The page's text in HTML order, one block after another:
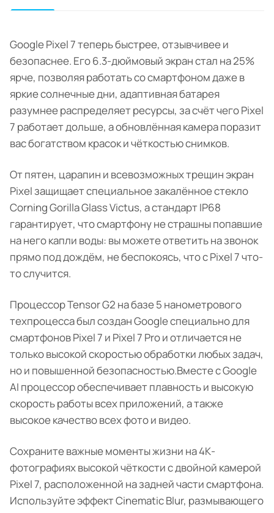
Google Pixel 7 теперь быстрее, отзывчивее и
безопаснее. Его 6.3-дюймовый экран стал на 25%
ярче, позволяя работать со смартфоном даже в
яркие солнечные дни, адаптивная батарея
разумнее распределяет ресурсы, за счёт чего Pixel
7 работает дольше, а обновлённая камера поразит
вас богатством красок и чёткостью снимков.
От пятен, царапин и всевозможных трещин экран
Pixel защищает специальное закалённое стекло
Corning Gorilla Glass Victus, а стандарт IP68
гарантирует, что смартфону не страшны попавшие
на него капли воды: вы можете ответить на звонок
прямо под дождём, не беспокоясь, что с Pixel 7 что-
то случится.
Процессор Tensor G2 на базе 5 нанометрового
техпроцесса был создан Google специально для
смартфонов Pixel 7 и Pixel 7 Pro и отличается не
только высокой скоростью обработки любых задач,
но и повышенной безопасностью.Вместе с Google
AI процессор обеспечивает плавность и высокую
скорость работы всех приложений, а также
высокое качество всех фото и видео.
Сохраните важные моменты жизни на 4К-
фотографиях высокой чёткости с двойной камерой
Pixel 7, расположенной на задней части смартфона.
Используйте эффект Cinematic Blur, размывающего